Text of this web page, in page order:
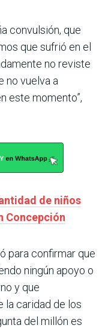
convulsión, que
que sufrió en el
no reviste
no vuelva a
este momento”,
de niños
Concepción
para confirmar que
ningún apoyo o
y que
la caridad de los
del millón es